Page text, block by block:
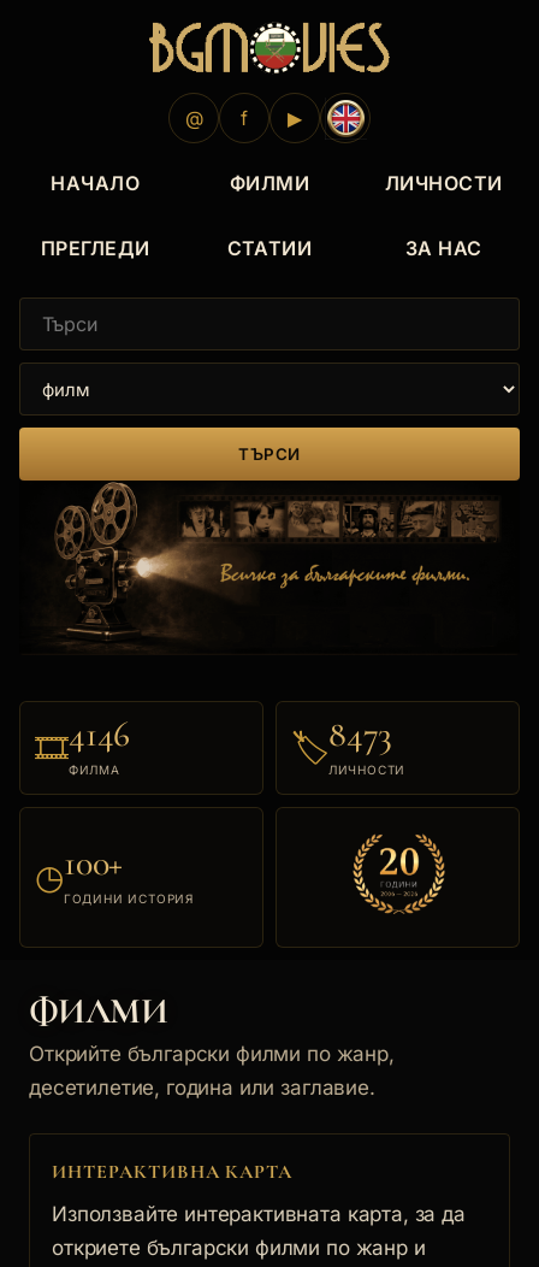
@ f ▶
НАЧАЛО ФИЛМИ ЛИЧНОСТИ
ПРЕГЛЕДИ СТАТИИ ЗА НАС
ТЪРСИ
🎞4146
ФИЛМА
🏷8473
ЛИЧНОСТИ
◷100+
ГОДИНИ ИСТОРИЯ
ФИЛМИ
Открийте български филми по жанр,
десетилетие, година или заглавие.
ИНТЕРАКТИВНА КАРТА
Използвайте интерактивната карта, за да
откриете български филми по жанр и